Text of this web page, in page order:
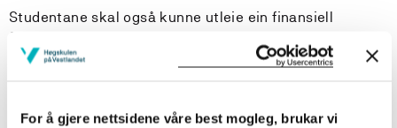
For å gjere nettsidene våre best mogleg, brukar vi
Studentane skal også kunne utleie ein finansiell
forretningsmodell rundt eit gitt case. Caset kan være
ein eigen forretningsidé eller eit som vert gitt i kurset.
case opp mot ulike verdisettingsmetoder, og utleie ein